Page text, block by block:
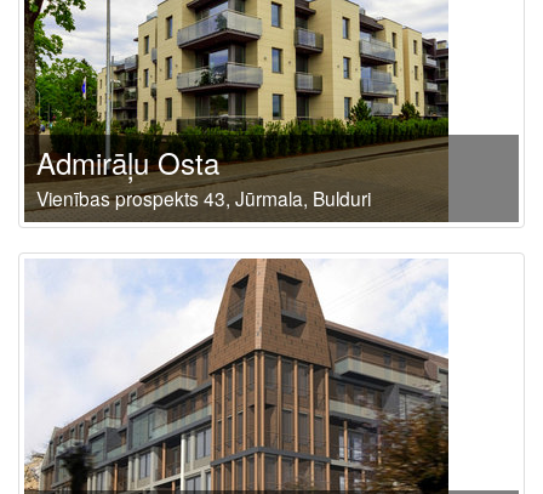
Admirāļu Osta
Vienības prospekts 43, Jūrmala, Bulduri